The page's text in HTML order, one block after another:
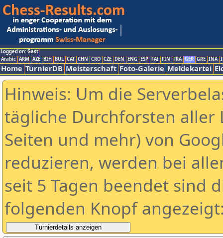
Logged on: Gast
Arabic ARM AZE BIH BUL CAT CHN CRO CZE DEN ENG ESP FAI FIN FRA GER GRE INA
Home TurnierDB Meisterschaft Foto-Galerie Meldekartei
Hinweis: Um die
tägliche Durchforsten aller
Seiten und mehr) von
reduzieren, werden bei
seit 5 Tagen beendet sind
folgenden Knopf